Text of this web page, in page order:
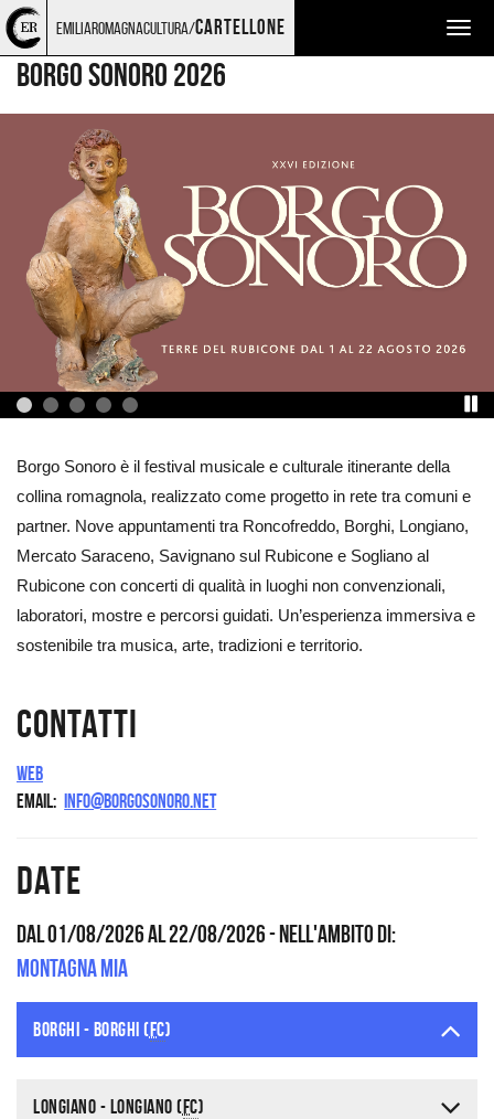
Torna
alla
home
page
Cerca
nel
sito
Salta
ai
contenuti
Salta
al
menu
principale
emiliaromagnacultura/cartellone
MONTAGNA MIA
BORGO SONORO 2026
Ingrandisci
Borgo Sonoro è il festival musicale e culturale itinerante della
collina romagnola, realizzato come progetto in rete tra comuni e
partner. Nove appuntamenti tra Roncofreddo, Borghi, Longiano,
Mercato Saraceno, Savignano sul Rubicone e Sogliano al
Rubicone con concerti di qualità in luoghi non convenzionali,
laboratori, mostre e percorsi guidati. Un’esperienza immersiva e
sostenibile tra musica, arte, tradizioni e territorio.
Contatti
Web
Email info@borgosonoro.net
Date
Dal 01/08/2026 al 22/08/2026- Nell'ambito di:
Montagna Mia
Borghi - Borghi (FC)
Longiano - Longiano (FC)